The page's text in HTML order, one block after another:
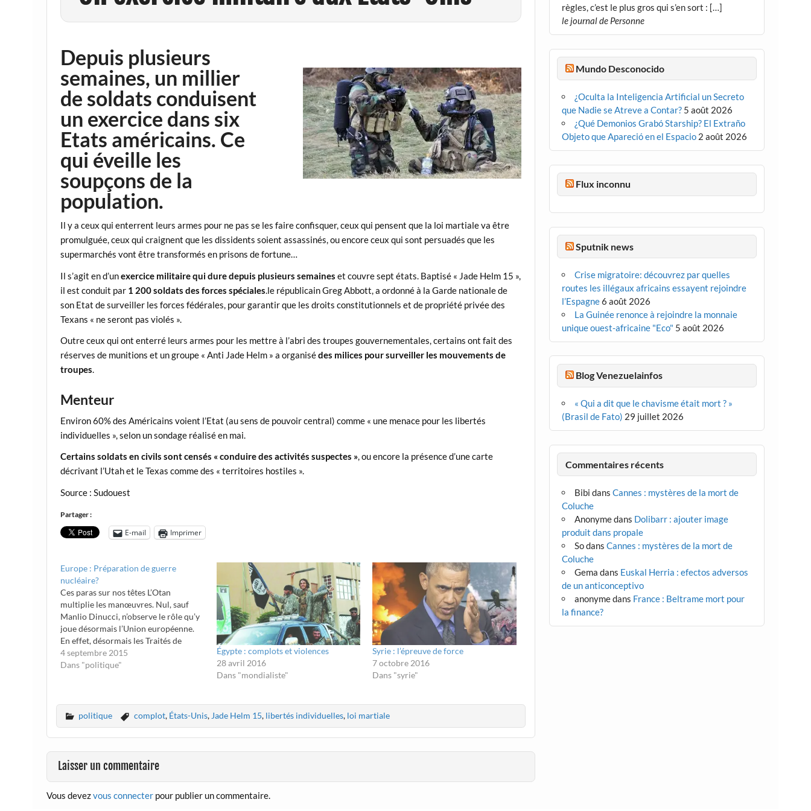
Depuis plusieurs
semaines, un millier
de soldats conduisent
un exercice dans six
Etats américains. Ce
qui éveille les
soupçons de la
population.
Il y a ceux qui enterrent leurs armes pour ne pas se les faire confisquer, ceux qui pensent que la loi martiale va être
promulguée, ceux qui craignent que les dissidents soient assassinés, ou encore ceux qui sont persuadés que les
supermarchés vont être transformés en prisons de fortune…
Il s’agit en d’unexercice militaire qui dure depuis plusieurs semaines et couvre sept états. Baptisé « Jade Helm 15 »,
il est conduit par 1 200 soldats des forces spéciales.le républicain Greg Abbott, a ordonné à la Garde nationale de
son Etat de surveiller les forces fédérales, pour garantir que les droits constitutionnels et de propriété privée des
Texans « ne seront pas violés ».
Outre ceux qui ont enterré leurs armes pour les mettre à l’abri des troupes gouvernementales, certains ont fait des
réserves de munitions et un groupe « Anti Jade Helm » a organisédes milices pour surveiller les mouvements de
troupes.
Menteur
Environ 60% des Américains voient l’Etat (au sens de pouvoir central) comme « une menace pour les libertés
individuelles », selon un sondage réalisé en mai.
Certains soldats en civils sont censés « conduire des activités suspectes », ou encore la présence d’une carte
décrivant l’Utah et le Texas comme des « territoires hostiles ».
Source : Sudouest
Partager :
E-mail Imprimer
Europe : Préparation de guerre
nucléaire?
Ces paras sur nos têtes L’Otan
multiplie les manœuvres. Nul, sauf
Manlio Dinucci, n’observe le rôle qu’y
joue désormais l’Union européenne.
En effet, désormais les Traités de
l’Union confie sa défense à l’Alliance
atlantique, de sorte que l’Union et
4 septembre 2015
Dans "politique"
Égypte : complots et violences
28 avril 2016
Dans "mondialiste"
Syrie : l’épreuve de force
7 octobre 2016
Dans "syrie"
politique complot, États-Unis, Jade Helm 15, libertés individuelles, loi martiale
Laisser un commentaire
Vous devezvous connecterpour publier un commentaire.
règles, c’est le plus gros qui s’en sort : […]
le journal de Personne
Mundo Desconocido
¿Oculta la Inteligencia Artificial un Secreto
que Nadie se Atreve a Contar? 5 août 2026
¿Qué Demonios Grabó Starship? El Extraño
Objeto que Apareció en el Espacio 2 août 2026
Flux inconnu
Sputnik news
Crise migratoire: découvrez par quelles
routes les illégaux africains essayent rejoindre
l’Espagne6 août 2026
La Guinée renonce à rejoindre la monnaie
unique ouest-africaine "Eco" 5 août 2026
Blog Venezuelainfos
« Qui a dit que le chavisme était mort ? »
(Brasil de Fato) 29 juillet 2026
Commentaires récents
Bibi dansCannes : mystères de la mort de
Coluche
Anonymedans Dolibarr : ajouter image
produit dans propale
SodansCannes : mystères de la mort de
Coluche
Gema dans Euskal Herria : efectos adversos
de un anticonceptivo
anonymedans France : Beltrame mort pour
la finance?